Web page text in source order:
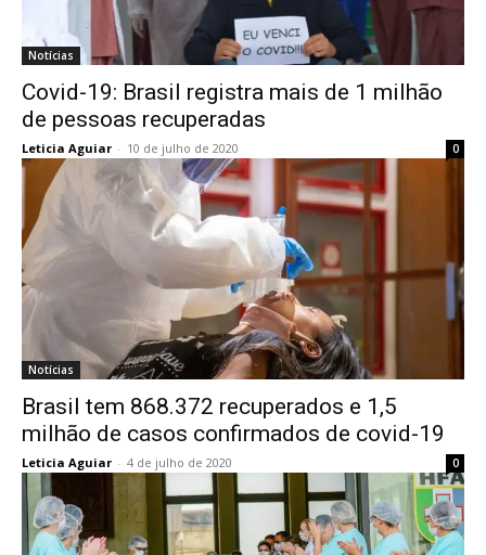
Notícias
Covid-19: Brasil registra mais de 1 milhão
de pessoas recuperadas
Leticia Aguiar - 10 de julho de 2020 0
Notícias
Brasil tem 868.372 recuperados e 1,5
milhão de casos confirmados de covid-19
Leticia Aguiar - 4 de julho de 2020 0